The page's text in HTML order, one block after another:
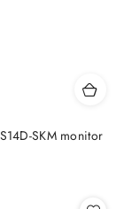
SKM monitor